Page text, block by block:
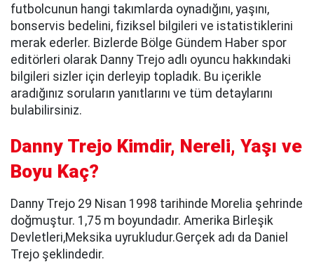
futbolcunun hangi takımlarda oynadığını, yaşını,
bonservis bedelini, fiziksel bilgileri ve istatistiklerini
merak ederler. Bizlerde Bölge Gündem Haber spor
editörleri olarak Danny Trejo adlı oyuncu hakkındaki
bilgileri sizler için derleyip topladık. Bu içerikle
aradığınız soruların yanıtlarını ve tüm detaylarını
bulabilirsiniz.
Danny Trejo Kimdir, Nereli, Yaşı ve
Boyu Kaç?
Danny Trejo 29 Nisan 1998 tarihinde Morelia şehrinde
doğmuştur. 1,75 m boyundadır. Amerika Birleşik
Devletleri,Meksika uyrukludur.Gerçek adı da Daniel
Trejo şeklindedir.